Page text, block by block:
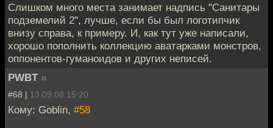
Слишком много места занимает надпись "Санитары
подземелий 2", лучше, если бы был логотипчик
внизу справа, к примеру. И, как тут уже написали,
хорошо пополнить коллекцию аватарками монстров,
оппонентов-гуманоидов и других неписей.
PWBT »
#68 | 13.09.08 15:20
Кому: Goblin, #58